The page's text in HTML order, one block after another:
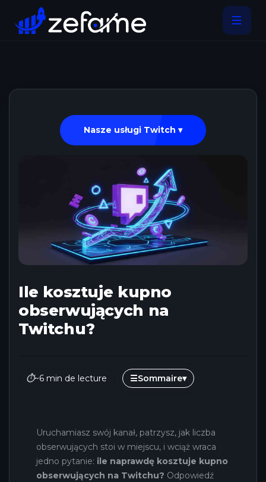
Nasze usługi Twitch ▾
Ile kosztuje kupno
obserwujących na
Twitchu?
⏱~6 min de lecture ☰Sommaire▾
Uruchamiasz swój kanał, patrzysz, jak liczba
obserwujących stoi w miejscu, i wciąż wraca
jedno pytanie: ile naprawdę kosztuje kupno
obserwujących na Twitchu? Odpowiedź